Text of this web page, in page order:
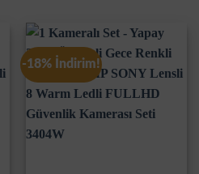
-18% İndirim!